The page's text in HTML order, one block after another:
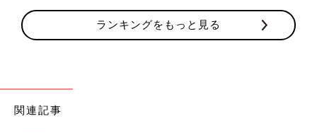
kota.y0328さんは、オープンカラーシャツとショートパンツを購
入。シンプルでおしゃれなセットアップですよね！トップスはオ
明るい色味のデニムとも相性Good！白のロゴT
ランキングをもっと見る
関連記事